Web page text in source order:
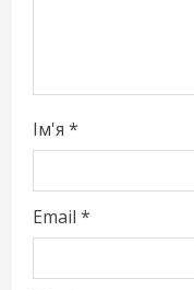
Ім'я *
Email *